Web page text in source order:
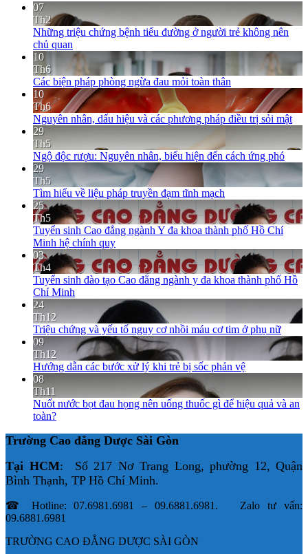
07
Th2
Những triệu chứng bệnh tiểu đường ở người trẻ không nên
chủ quan
10
Th6
Các biện pháp phòng ngừa đau mỏi toàn thân
10
Th6
Nguyên nhân, dấu hiệu và các phương pháp điều trị sỏi mật
29
Th5
Ngộ độc rượu: Nguyên nhân, biểu hiện đến cách ứng phó
29
Th5
Tìm hiểu về liệu pháp truyền đạm tĩnh mạch
25
Th5
Tuyển sinh Cao đẳng ngành Y đa khoa thành phố Hồ Chí
Minh hệ chính quy
03
Th4
Tuyển sinh đào tạo Cao đẳng ngành y đa khoa thành phố Hồ
Chí Minh
24
Th12
Triệu chứng và yếu tố nguy cơ nhồi máu cơ tim ở phụ nữ
09
Th12
Hướng dẫn các bước xử lý khi trẻ bị sốc phản vệ
08
Th11
Nuốt nước bọt đau họng nên uống thuốc gì để hiệu quả và an
toàn?
Trường Cao đẳng Dược Sài Gòn
Tại HCM: Số 217 Nơ Trang Long, phường 12, Quận
Bình Thạnh, TP Hồ Chí Minh.
☎ Hotline: 07.6981.6981 – 09.6881.6981. Zalo tư vấn:
09.6881.6981
TRƯỜNG CAO ĐẲNG DƯỢC SÀI GÒN